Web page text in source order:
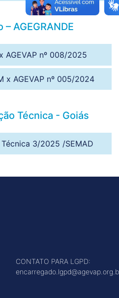
AGEGRANDE
AGEVAP nº 008/2025
x AGEVAP nº 005/2024
Técnica - Goiás
3/2025 /SEMAD
CONTATO PARA LGPD: